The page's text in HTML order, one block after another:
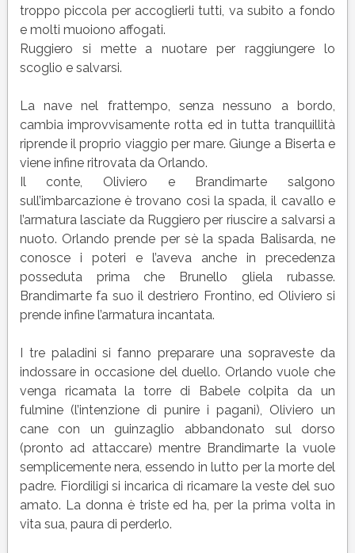
troppo piccola per accoglierli tutti, va subito a fondo
e molti muoiono affogati.
Ruggiero si mette a nuotare per raggiungere lo
scoglio e salvarsi.
La nave nel frattempo, senza nessuno a bordo,
cambia improvvisamente rotta ed in tutta tranquillità
riprende il proprio viaggio per mare. Giunge a Biserta e
viene infine ritrovata da Orlando.
Il conte, Oliviero e Brandimarte salgono
sull’imbarcazione è trovano così la spada, il cavallo e
l’armatura lasciate da Ruggiero per riuscire a salvarsi a
nuoto. Orlando prende per sè la spada Balisarda, ne
conosce i poteri e l’aveva anche in precedenza
posseduta prima che Brunello gliela rubasse.
Brandimarte fa suo il destriero Frontino, ed Oliviero si
prende infine l’armatura incantata.
I tre paladini si fanno preparare una sopraveste da
indossare in occasione del duello. Orlando vuole che
venga ricamata la torre di Babele colpita da un
fulmine (l’intenzione di punire i pagani), Oliviero un
cane con un guinzaglio abbandonato sul dorso
(pronto ad attaccare) mentre Brandimarte la vuole
semplicemente nera, essendo in lutto per la morte del
padre. Fiordiligi si incarica di ricamare la veste del suo
amato. La donna è triste ed ha, per la prima volta in
vita sua, paura di perderlo.